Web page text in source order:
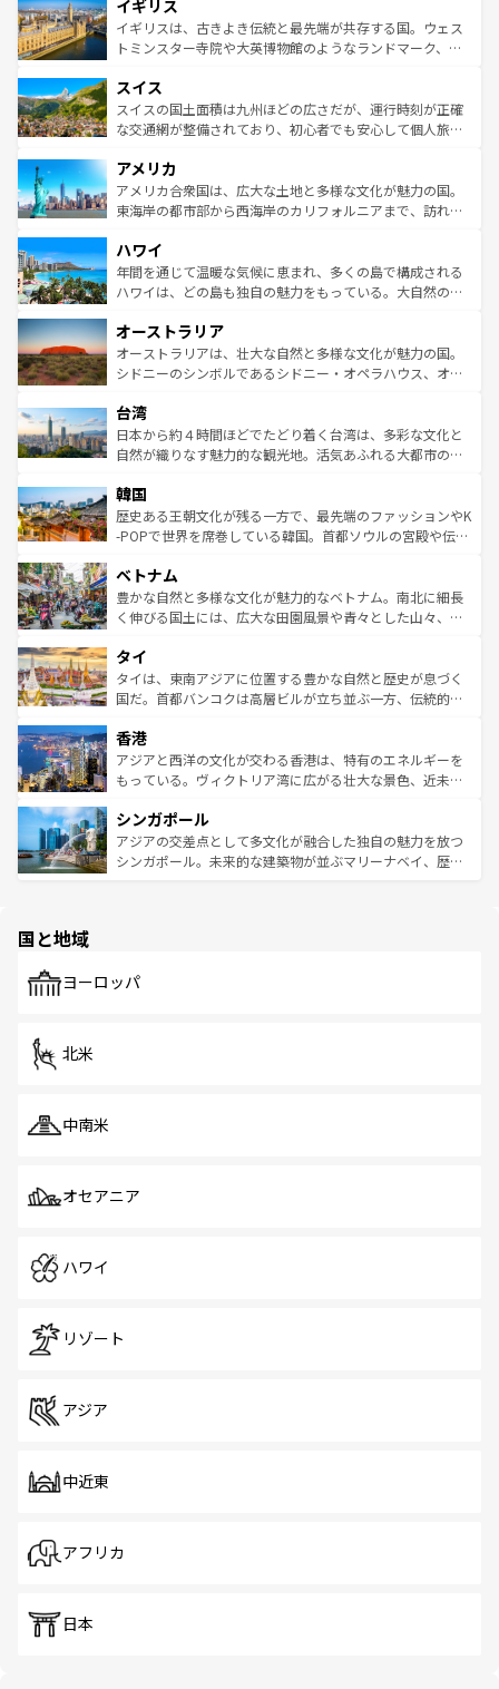
いる。シャンパンの発祥地であるランス、プロヴァンスの
香り高いラベンダー畑など、多彩な楽しみ方が可能だ。さ
らに、パリ以外の地域にも魅力が溢れており、どの街角に
れる地方に足を運ぶとそれぞれで全く異なる文化を体験で
きるだろう。 なお、新着のフランス情報はコンテンツ一覧
を参照してほしい。
顔を持つこの国は、どこを歩いても飽きることがない。ベ
ルリンの文化的活気、バイエルン州のアルプスの絶景、そ
してライン川沿いのワイン畑といった風景は必見。ビール
は、お酒好きな人にはぜひ体験してほしい。 なお、新着の
ドイツ情報はコンテンツ一覧を参照してほしい。
イギリス
イギリスは、古きよき伝統と最先端が共存する国。ウェス
トミンスター寺院や大英博物館のようなランドマーク、歴
リアごとに異なる魅力がある。また、優雅なアフタヌーン
ティー、ビール好きにはたまらない英国パブ、サッカー観
戦など、本場だからこそできる体験も豊富。イギリスを旅
ンツ一覧を参照してほしい。
スイス
スイスの国土面積は九州ほどの広さだが、運行時刻が正確
な交通網が整備されており、初心者でも安心して個人旅行
の建物がそのまま残る町や、スイスならではのユニークな
博物館もあり、アルプス観光だけでなく町歩きも満喫する
ことができる。国民の所得が高いため物価も高いが、旅行
ば市内交通費無料で観光を楽しむこともできる。 なお、新
着のスイス情報はコンテンツ一覧 を参照してほしい。
アメリカ
アメリカ合衆国は、広大な土地と多様な文化が魅力の国。
東海岸の都市部から西海岸のカリフォルニアまで、訪れる
のような巨大都市は、観光、ショッピング、エンターテイ
ンメントが詰まった刺激的なスポットだ。一方、アメリカ
西部には大自然が広がり、グランドキャニオンやイエロー
部のニューオーリンズでは、音楽と美食が融合した独特の
文化が魅力。旅行者はアメリカの各地域で異なる魅力を楽
しみながら、その多様性と豊かな歴史を感じることができ
ならではの贅沢な旅のスタイルだ。 なお、新着のアメリカ
情報はコンテンツ一覧を参照してほしい。
ハワイ
年間を通じて温暖な気候に恵まれ、多くの島で構成される
ハワイは、どの島も独自の魅力をもっている。大自然の神
ワイ島は見逃せない。また、定番の観光地といえばオアフ
島だが、静かな自然を求めるならマウイ島やカウアイ島が
おすすめ。エメラルドグリーンに輝く海をはじめ、豊かな
れるおもてなしの心で訪れる人々を迎えてくれるハワイの
人々、おいしいローカルフードやハワイアンミュージッ
ク、伝統的なフラダンスなど、すべてがハワイの魅力を彩
ワイを、存分に味わってほしい。 なお、新着のハワイ情報
はコンテンツ一覧を参照してほしい。
オーストラリア
オーストラリアは、壮大な自然と多様な文化が魅力の国。
シドニーのシンボルであるシドニー・オペラハウス、オー
リアリーフや大陸中央部にそびえるウルル（エアーズロッ
ク）、タスマニアの美しい原生林やケアンズの熱帯雨林な
ど、見どころがたくさん。また、カフェやワイン、オージ
いる。アクティビティも充実しており、サーフィンやダイ
ビング、ハイキングなど、アウトドア好きにはたまらな
い。オーストラリアの多彩な魅力を存分に味わいつくそ
参照してほしい。
台湾
日本から約４時間ほどでたどり着く台湾は、多彩な文化と
自然が織りなす魅力的な観光地。活気あふれる大都市の台
ン）、静ひつな山岳地帯である台湾東部など、都市の喧騒
と山間の静けさが共存しており、訪れる人に新しい発見と
驚きをもたらしてくれる。また、奥深い台湾の食文化も魅
容にもいいと評判のスイーツなど、バラエティ豊かな料理
が味わえる。 なお、新着の台湾情報は コンテンツ一覧を参
照してほしい。
韓国
歴史ある王朝文化が残る一方で、最先端のファッションやK
-POPで世界を席巻している韓国。首都ソウルの宮殿や伝統
き、地方に足を延ばせば四季折々の自然美を楽しむことが
できる。そして、キムチや焼肉、絶品のストリートフード
まで、さまざまな韓国料理が待っている。夜には、韓国な
リティに包まれながら、韓国の多彩な魅力を心ゆくまで味
わってみてほしい。 なお、新着の韓国情報はコンテンツ一
覧を参照してほしい。
ベトナム
豊かな自然と多様な文化が魅力的なベトナム。南北に細長
く伸びる国土には、広大な田園風景や青々とした山々、世
急速な発展と共に伝統が息づく。ハノイの古い町並みやホ
ーチミン市のフランス統治時代の建物も、独特の雰囲気を
醸し出している。また、バラエティの豊かさとおいしさで
とつ。フォーやバインミー、ベトナムコーヒーなどは、ぜ
ひ現地で味わいたい。どの地域を訪れてもあたたかい人々
が旅行者を迎えてくれるので、きっと忘れられない旅にな
参照してほしい。
タイ
タイは、東南アジアに位置する豊かな自然と歴史が息づく
国だ。首都バンコクは高層ビルが立ち並ぶ一方、伝統的な
の活気が交差している。北部ではチェンマイなどの山岳地
帯で自然と触れ合い、南部ではプーケットやクラビの美し
いビーチでリゾート気分を楽しむことができる。タイ料理
激する。気候は一年中温暖で、どの季節にも異なる楽しみ
が待っている。親しみやすいタイの人々、仏教を中心とし
た文化、そして多様な観光資源が、訪れる旅人を魅了し続
香港
アジアと西洋の文化が交わる香港は、特有のエネルギーを
もっている。ヴィクトリア湾に広がる壮大な景色、近未来
み、どこを訪れても感動するはず。観光スポットが密集し
ており、効率よく見どころを回れるのも魅力。息をのむよ
うな絶景から文化的な体験まで、香港を存分に楽しみ尽く
シンガポール
アジアの交差点として多文化が融合した独自の魅力を放つ
シンガポール。未来的な建築物が並ぶマリーナベイ、歴史
で、ホーカーズは地元の風情を楽しめる外せないスポット
国と地域
ヨーロッパ
北米
中南米
オセアニア
ハワイ
リゾート
アジア
中近東
アフリカ
日本